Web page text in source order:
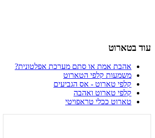
עוד בטארוט
אהבת אמת או סתם מערכת אפלטונית?
משמעות קלפי הטארוט
קלפי טארוט - אס הגביעים
קלפי טארוט ואהבה
טארוט ככלי טראפויטי